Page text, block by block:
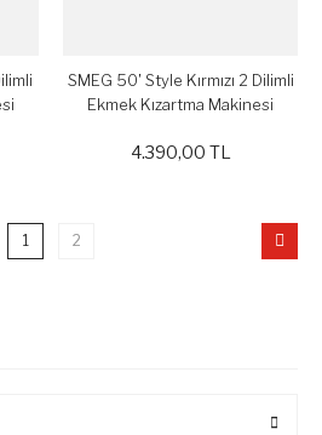
SMEG 50' Style Kırmızı 2 Dilimli
Ekmek Kızartma Makinesi
4.390,00 TL
1 2